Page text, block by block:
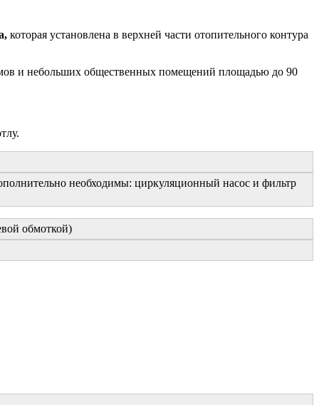
которая установлена в верхней части отопительного контура
и небольших общественных помещений площадью до 90
необходимы: циркуляционный насос и фильтр
обмоткой)